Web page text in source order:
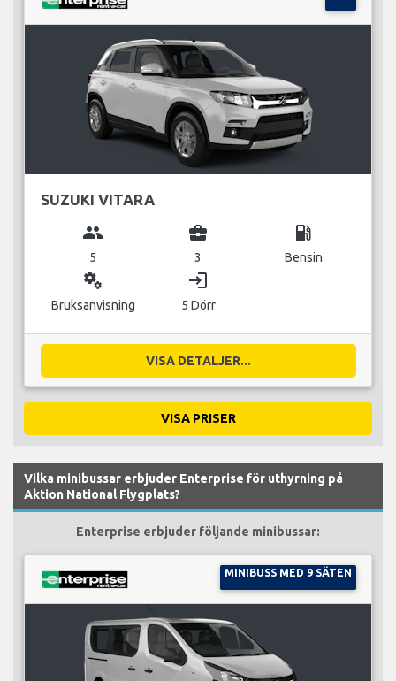
SUZUKI VITARA
group
5
business_center
3
local_gas_station
Bensin
miscellaneous_services
Bruksanvisning
login
5 Dörr
VISA DETALJER...
VISA PRISER
Vilka minibussar erbjuder Enterprise för uthyrning på
Aktion National Flygplats?
Enterprise erbjuder följande minibussar:
MINIBUSS MED 9 SÄTEN